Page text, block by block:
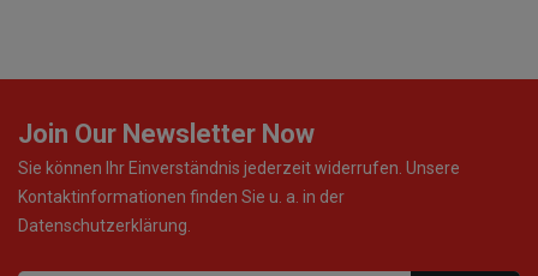
Join Our Newsletter Now
Sie können Ihr Einverständnis jederzeit widerrufen. Unsere
Kontaktinformationen finden Sie u. a. in der
Datenschutzerklärung.